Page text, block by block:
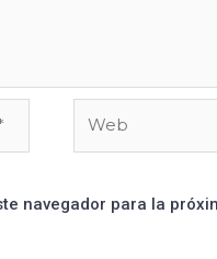
navegador para la